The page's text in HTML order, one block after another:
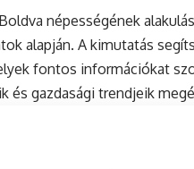
népességének
alapján. A kimutatás
fontos információkat
és gazdasági trendjeik